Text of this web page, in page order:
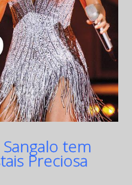
tem
Preciosa